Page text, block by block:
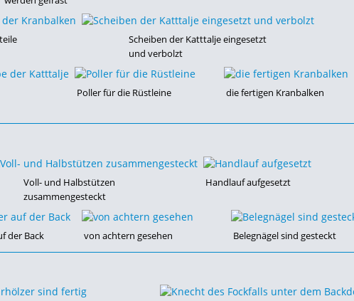
Scheiben der Katttalje eingesetzt
und verbolzt
Poller für die Rüstleine die fertigen Kranbalken
Voll- und Halbstützen
zusammengesteckt
Handlauf aufgesetzt
der Back von achtern gesehen Belegnägel sind gesteckt